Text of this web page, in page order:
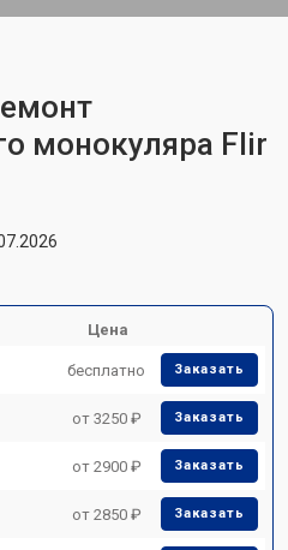
монокуляра Flir
Цена
бесплатно Заказать
от 3250 ₽ Заказать
от 2900 ₽ Заказать
от 2850 ₽ Заказать